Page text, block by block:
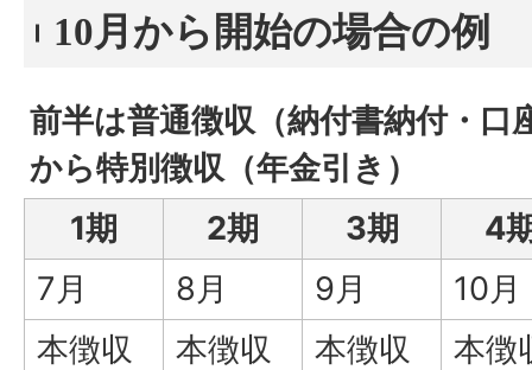
10月から開始の場合の例
前半は普通徴収（納付書納付・口
から特別徴収（年金引き）
1期
2期 3期
4
7月
8月 9月
10月
本徴収
本徴収 本徴収
本徴